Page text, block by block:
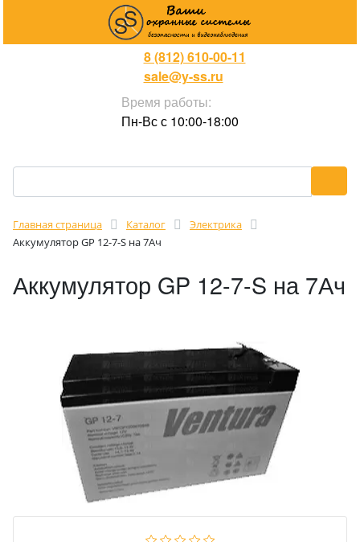
8 (812) 610-00-11
sale@y-ss.ru
Время работы:
Пн-Вс с 10:00-18:00
Главная страница Каталог
Электрика
Аккумулятор GP 12-7-S на 7Ач
Аккумулятор GP 12-7-S на 7Ач